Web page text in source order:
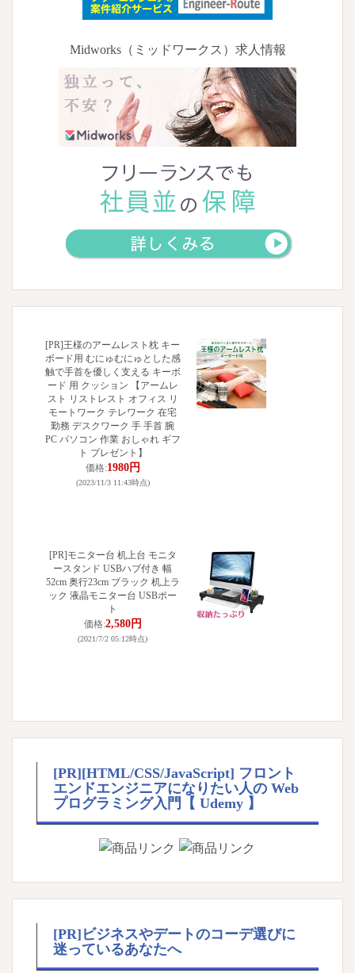
Midworks（ミッドワークス）求人情報
[PR]王様のアームレスト枕 キー
ボード用 むにゅむにゅとした感
触で手首を優しく支える キーボ
ード 用 クッション 【アームレ
スト リストレスト オフィス リ
モートワーク テレワーク 在宅
勤務 デスクワーク 手 手首 腕
PC パソコン 作業 おしゃれ ギフ
ト プレゼント】
価格:1980円
(2023/11/3 11:43時点)
[PR]モニター台 机上台 モニタ
ースタンド USBハブ付き 幅
52cm 奥行23cm ブラック 机上ラ
ック 液晶モニター台 USBポー
ト
価格:2,580円
(2021/7/2 05:12時点)
[PR][HTML/CSS/JavaScript] フロント
エンドエンジニアになりたい人の Web
プログラミング入門【 Udemy 】
[PR]ビジネスやデートのコーデ選びに
迷っているあなたへ